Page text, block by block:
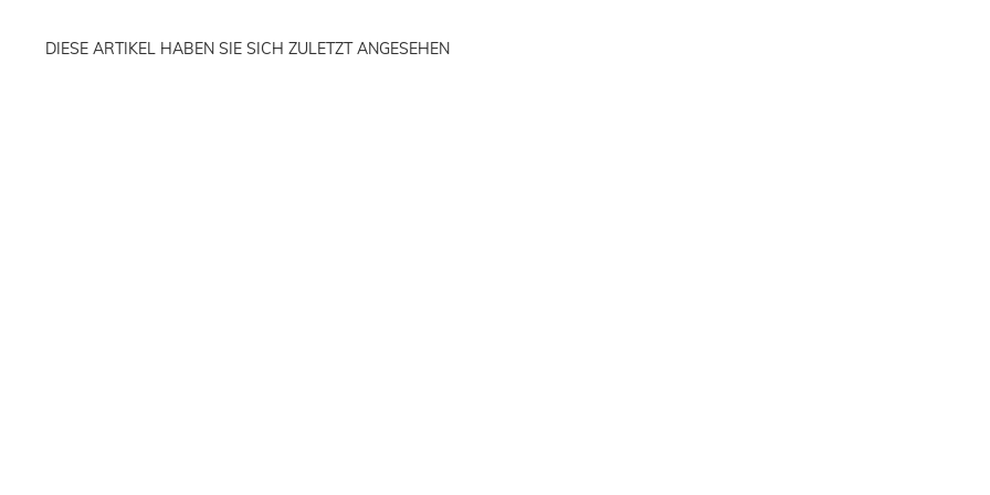
DIESE ARTIKEL HABEN SIE SICH ZULETZT ANGESEHEN